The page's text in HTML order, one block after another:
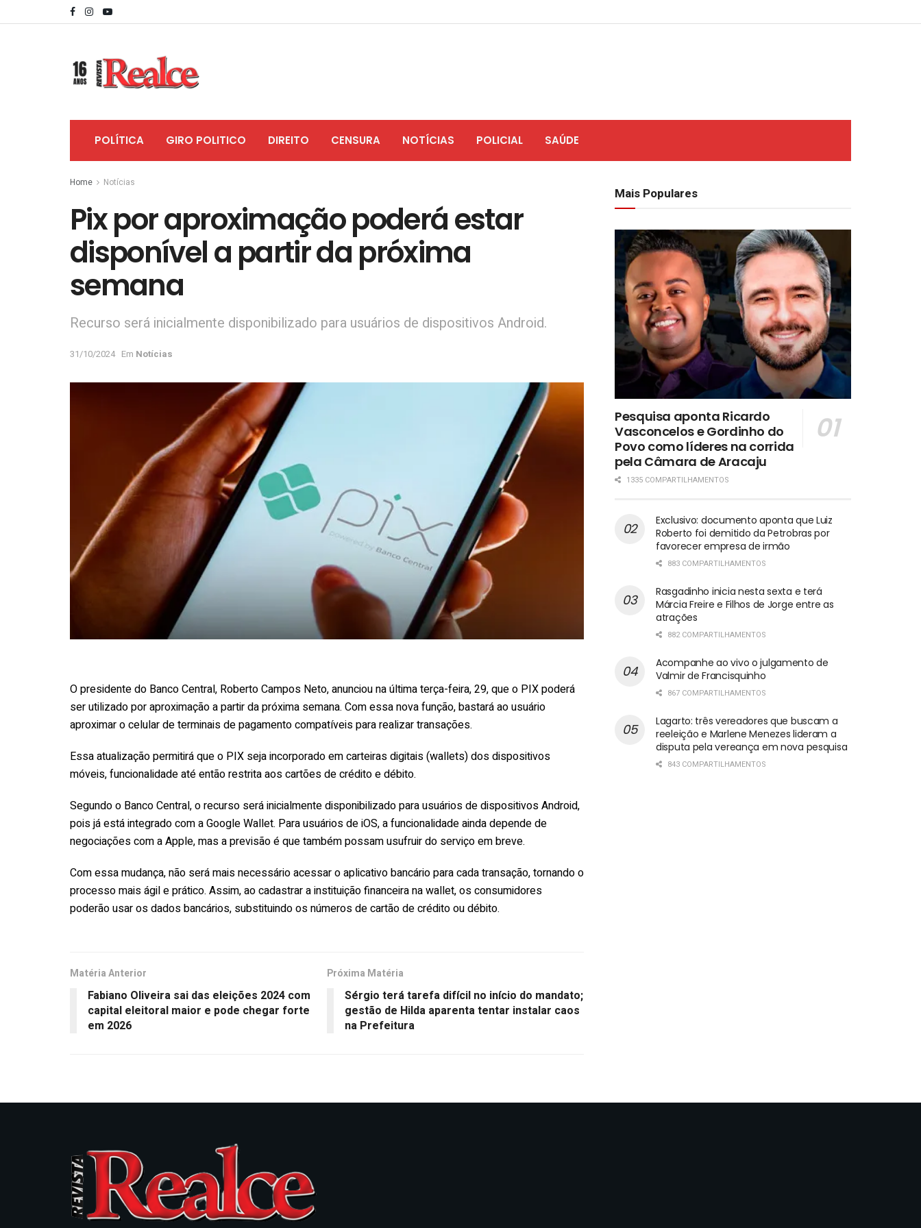
POLÍTICA GIRO POLITICO DIREITO CENSURA NOTÍCIAS POLICIAL SAÚDE
Home Notícias
Pix por aproximação poderá estar
disponível a partir da próxima
semana
Recurso será inicialmente disponibilizado para usuários de dispositivos Android.
31/10/2024 Em Notícias
O presidente do Banco Central, Roberto Campos Neto, anunciou na última terça-feira, 29, que o PIX poderá
ser utilizado por aproximação a partir da próxima semana. Com essa nova função, bastará ao usuário
aproximar o celular de terminais de pagamento compatíveis para realizar transações.
Essa atualização permitirá que o PIX seja incorporado em carteiras digitais (wallets) dos dispositivos
móveis, funcionalidade até então restrita aos cartões de crédito e débito.
Segundo o Banco Central, o recurso será inicialmente disponibilizado para usuários de dispositivos Android,
pois já está integrado com a Google Wallet. Para usuários de iOS, a funcionalidade ainda depende de
negociações com a Apple, mas a previsão é que também possam usufruir do serviço em breve.
Com essa mudança, não será mais necessário acessar o aplicativo bancário para cada transação, tornando o
processo mais ágil e prático. Assim, ao cadastrar a instituição financeira na wallet, os consumidores
poderão usar os dados bancários, substituindo os números de cartão de crédito ou débito.
Matéria Anterior
Fabiano Oliveira sai das eleições 2024 com
capital eleitoral maior e pode chegar forte
em 2026
Próxima Matéria
Sérgio terá tarefa difícil no início do mandato;
gestão de Hilda aparenta tentar instalar caos
na Prefeitura
Mais Populares
Pesquisa aponta Ricardo
Vasconcelos e Gordinho do
Povo como líderes na corrida
pela Câmara de Aracaju
1335 COMPARTILHAMENTOS
Exclusivo: documento aponta que Luiz
Roberto foi demitido da Petrobras por
favorecer empresa de irmão
883 COMPARTILHAMENTOS
Rasgadinho inicia nesta sexta e terá
Márcia Freire e Filhos de Jorge entre as
atrações
882 COMPARTILHAMENTOS
Acompanhe ao vivo o julgamento de
Valmir de Francisquinho
867 COMPARTILHAMENTOS
Lagarto: três vereadores que buscam a
reeleição e Marlene Menezes lideram a
disputa pela vereança em nova pesquisa
843 COMPARTILHAMENTOS